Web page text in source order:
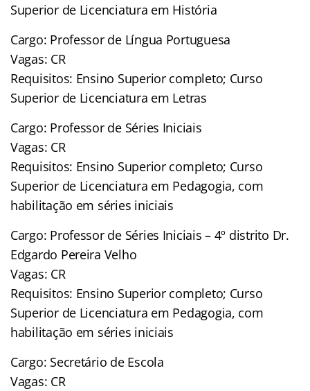
Superior de Licenciatura em História
Cargo: Professor de Língua Portuguesa
Vagas: CR
Requisitos: Ensino Superior completo; Curso
Superior de Licenciatura em Letras
Cargo: Professor de Séries Iniciais
Vagas: CR
Requisitos: Ensino Superior completo; Curso
Superior de Licenciatura em Pedagogia, com
habilitação em séries iniciais
Cargo: Professor de Séries Iniciais – 4º distrito Dr.
Edgardo Pereira Velho
Vagas: CR
Requisitos: Ensino Superior completo; Curso
Superior de Licenciatura em Pedagogia, com
habilitação em séries iniciais
Cargo: Secretário de Escola
Vagas: CR